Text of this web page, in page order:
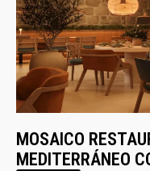
MOSAICO
MEDITERRÁNEO